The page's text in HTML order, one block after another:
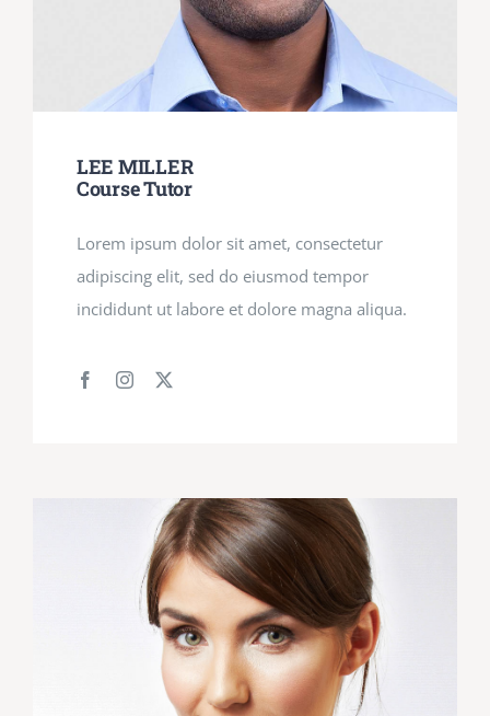
LEE MILLER
Course Tutor
Lorem ipsum dolor sit amet, consectetur
adipiscing elit, sed do eiusmod tempor
incididunt ut labore et dolore magna aliqua.